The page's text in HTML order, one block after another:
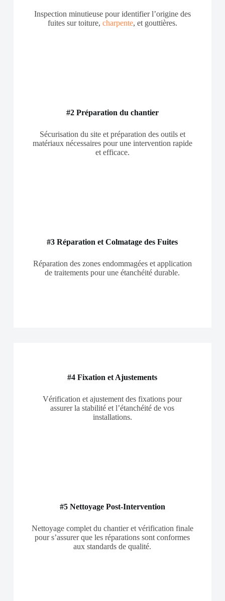
Inspection minutieuse pour identifier l’origine des
fuites sur toiture, charpente, et gouttières.
#2 Préparation du chantier
Sécurisation du site et préparation des outils et
matériaux nécessaires pour une intervention rapide
et efficace.
#3 Réparation et Colmatage des Fuites
Réparation des zones endommagées et application
de traitements pour une étanchéité durable.
#4 Fixation et Ajustements
Vérification et ajustement des fixations pour
assurer la stabilité et l’étanchéité de vos
installations.
#5 Nettoyage Post-Intervention
Nettoyage complet du chantier et vérification finale
pour s’assurer que les réparations sont conformes
aux standards de qualité.